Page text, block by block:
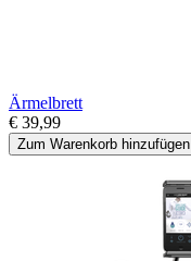
Ärmelbrett
€ 39,99
Zum Warenkorb hinzufügen